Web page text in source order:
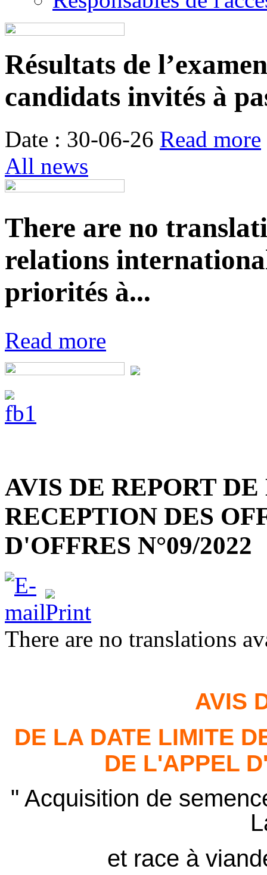
Résultats de
candidats invités à
Date : 30-06-26 Read more
All news
There are no
relations
priorités à...
Read more
AVIS DE REPORT
RECEPTION DES
D'OFFRES N°09/2022
There are no translations
AVIS
DE LA DATE LIMITE
DE L'APPEL
" Acquisition de
et race à